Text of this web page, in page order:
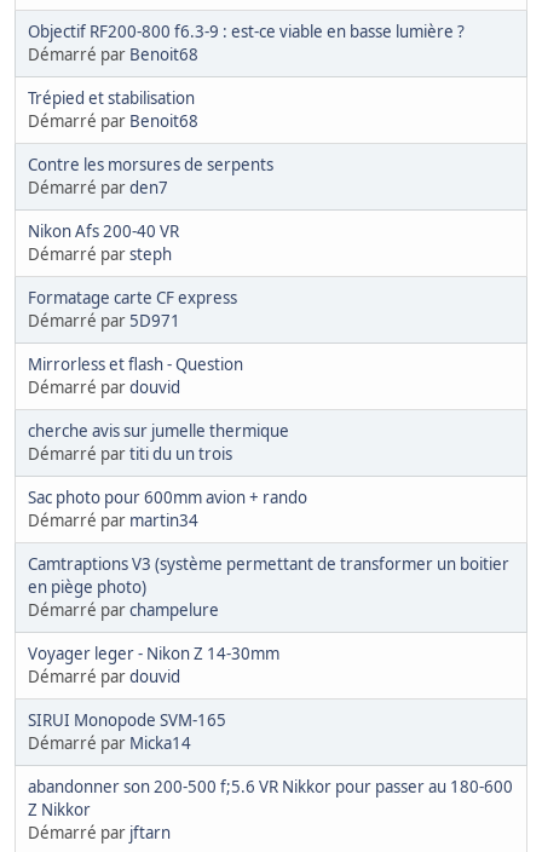
Objectif RF200-800 f6.3-9 : est-ce viable en basse lumière ?
Démarré par Benoit68
Trépied et stabilisation
Démarré par Benoit68
Contre les morsures de serpents
Démarré parden7
Nikon Afs 200-40 VR
Démarré parsteph
Formatage carte CF express
Démarré par5D971
Mirrorless et flash - Question
Démarré pardouvid
cherche avis sur jumelle thermique
Démarré partiti du un trois
Sac photo pour 600mm avion + rando
Démarré par martin34
Camtraptions V3 (système permettant de transformer un boitier
en piège photo)
Démarré parchampelure
Voyager leger - Nikon Z 14-30mm
Démarré pardouvid
SIRUI Monopode SVM-165
Démarré par Micka14
abandonner son 200-500 f;5.6 VR Nikkor pour passer au 180-600
Z Nikkor
Démarré par jftarn